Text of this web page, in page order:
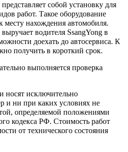
собой установку для
работ. Такое оборудование
месту нахождения автомобиля.
водителя SsangYong в
доехать до автосервиса. К
получить в короткий срок.
выполняется проверка
носят исключительно
и ни при каких условиях не
определяемой положениями
кодекса РФ. Стоимость работ
от технического состояния